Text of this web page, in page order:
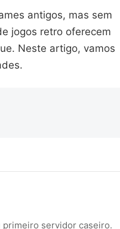
antigos, mas sem
jogos retro oferecem
Neste artigo, vamos
primeiro servidor caseiro.